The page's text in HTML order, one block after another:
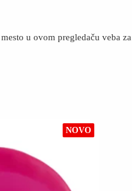
u ovom pregledaču veba za
NOVO